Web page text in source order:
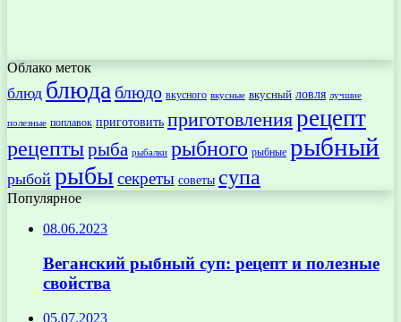
Облако меток
блюд блюда блюдо вкусного вкусные вкусный ловля лучшие
полезные поплавок приготовить приготовлениярецепт
рецептырыба рыбалки рыбного рыбные рыбный
рыбой рыбысекреты советы супа
Популярное
08.06.2023
Веганский рыбный суп: рецепт и полезные
свойства
05.07.2023